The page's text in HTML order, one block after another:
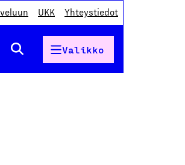
UKK Yhteystiedot
Valikko